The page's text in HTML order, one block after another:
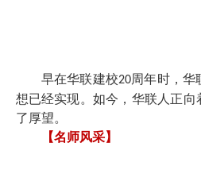
早在华联建校20周年时，
想已经实现。如今，华联人正
了厚望。
【名师风采】